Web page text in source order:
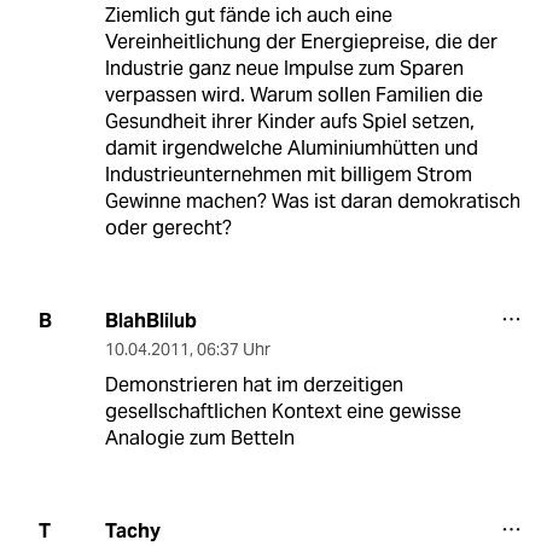
Ziemlich gut fände ich auch eine
Vereinheitlichung der Energiepreise, die der
Industrie ganz neue Impulse zum Sparen
verpassen wird. Warum sollen Familien die
Gesundheit ihrer Kinder aufs Spiel setzen,
damit irgendwelche Aluminiumhütten und
Industrieunternehmen mit billigem Strom
Gewinne machen? Was ist daran demokratisch
oder gerecht?
B BlahBlilub
10.04.2011, 06:37 Uhr
Demonstrieren hat im derzeitigen
gesellschaftlichen Kontext eine gewisse
Analogie zum Betteln
T Tachy